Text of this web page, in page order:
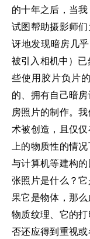
的十年之后，当
试图帮助摄影师
讶地发现暗房几
被引入相机中）
些使用胶片负片
的、拥有自己暗
房照片的制作。
术被创造，且仅
上的物质性的情
与计算机等建构
张照片是什么？
果它是物体，那
物质纹理、它的
否还应得到重视